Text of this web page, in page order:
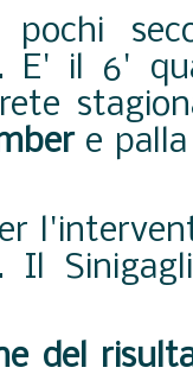
pochi
E' il 6'
e palla
Il
del